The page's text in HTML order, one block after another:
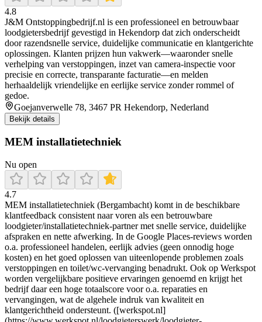
4.8
J&M Ontstoppingbedrijf.nl is een professioneel en betrouwbaar
loodgietersbedrijf gevestigd in Hekendorp dat zich onderscheidt
door razendsnelle service, duidelijke communicatie en klantgerichte
oplossingen. Klanten prijzen hun vakwerk—waaronder snelle
verhelping van verstoppingen, inzet van camera-inspectie voor
precisie en correcte, transparante facturatie—en melden
herhaaldelijk vriendelijke en eerlijke service zonder rommel of
gedoe.
Goejanverwelle 78, 3467 PR Hekendorp, Nederland
Bekijk details
MEM installatietechniek
Nu open
4.7
MEM installatietechniek (Bergambacht) komt in de beschikbare
klantfeedback consistent naar voren als een betrouwbare
loodgieter/installatietechniek-partner met snelle service, duidelijke
afspraken en nette afwerking. In de Google Places-reviews worden
o.a. professioneel handelen, eerlijk advies (geen onnodig hoge
kosten) en het goed oplossen van uiteenlopende problemen zoals
verstoppingen en toilet/wc-vervanging benadrukt. Ook op Werkspot
worden vergelijkbare positieve ervaringen genoemd en krijgt het
bedrijf daar een hoge totaalscore voor o.a. reparaties en
vervangingen, wat de algehele indruk van kwaliteit en
klantgerichtheid ondersteunt. ([werkspot.nl]